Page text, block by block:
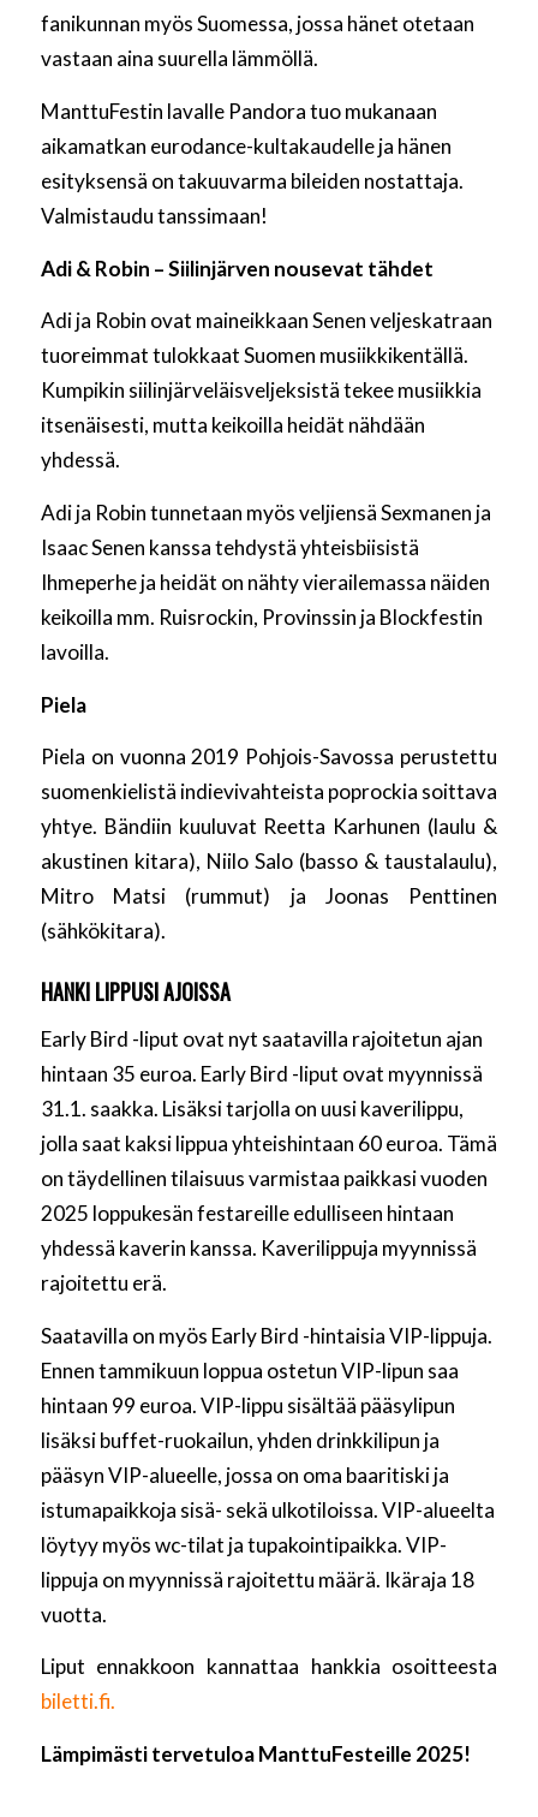
fanikunnan myös Suomessa, jossa hänet otetaan
vastaan aina suurella lämmöllä.
ManttuFestin lavalle Pandora tuo mukanaan
aikamatkan eurodance-kultakaudelle ja hänen
esityksensä on takuuvarma bileiden nostattaja.
Valmistaudu tanssimaan!
Adi & Robin – Siilinjärven nousevat tähdet
Adi ja Robin ovat maineikkaan Senen veljeskatraan
tuoreimmat tulokkaat Suomen musiikkikentällä.
Kumpikin siilinjärveläisveljeksistä tekee musiikkia
itsenäisesti, mutta keikoilla heidät nähdään
yhdessä.
Adi ja Robin tunnetaan myös veljiensä Sexmanen ja
Isaac Senen kanssa tehdystä yhteisbiisistä
Ihmeperhe ja heidät on nähty vierailemassa näiden
keikoilla mm. Ruisrockin, Provinssin ja Blockfestin
lavoilla.
Piela
Piela on vuonna 2019 Pohjois-Savossa perustettu
suomenkielistä indievivahteista poprockia soittava
yhtye. Bändiin kuuluvat Reetta Karhunen (laulu &
akustinen kitara), Niilo Salo (basso & taustalaulu),
Mitro Matsi (rummut) ja Joonas Penttinen
(sähkökitara).
HANKI LIPPUSI AJOISSA
Early Bird -liput ovat nyt saatavilla rajoitetun ajan
hintaan 35 euroa. Early Bird -liput ovat myynnissä
31.1. saakka. Lisäksi tarjolla on uusi kaverilippu,
jolla saat kaksi lippua yhteishintaan 60 euroa. Tämä
on täydellinen tilaisuus varmistaa paikkasi vuoden
2025 loppukesän festareille edulliseen hintaan
yhdessä kaverin kanssa. Kaverilippuja myynnissä
rajoitettu erä.
Saatavilla on myös Early Bird -hintaisia VIP-lippuja.
Ennen tammikuun loppua ostetun VIP-lipun saa
hintaan 99 euroa. VIP-lippu sisältää pääsylipun
lisäksi buffet-ruokailun, yhden drinkkilipun ja
pääsyn VIP-alueelle, jossa on oma baaritiski ja
istumapaikkoja sisä- sekä ulkotiloissa. VIP-alueelta
löytyy myös wc-tilat ja tupakointipaikka. VIP-
lippuja on myynnissä rajoitettu määrä. Ikäraja 18
vuotta.
Liput ennakkoon kannattaa hankkia osoitteesta
biletti.fi.
Lämpimästi tervetuloa ManttuFesteille 2025!